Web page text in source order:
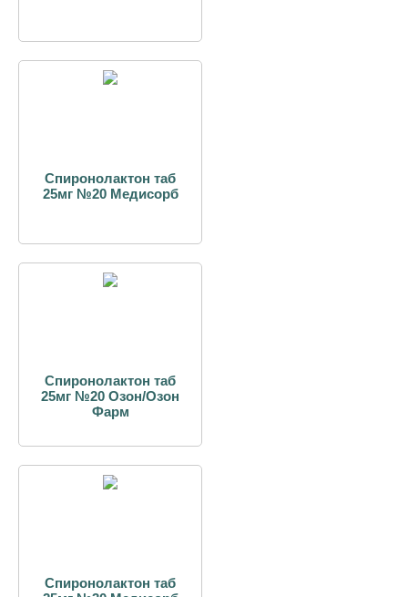
Спиронолактон таб
25мг №20 Медисорб
Спиронолактон таб
25мг №20 Озон/Озон
Фарм
Спиронолактон таб